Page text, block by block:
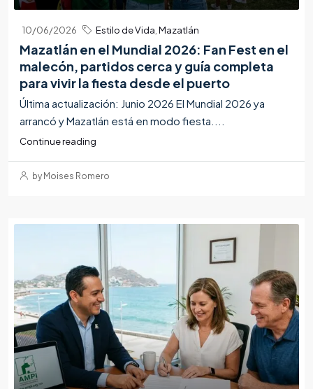
10/06/2026 Estilo de Vida Mazatlán
Mazatlán en el Mundial 2026: Fan Fest en el
malecón, partidos cerca y guía completa
para vivir la fiesta desde el puerto
Última actualización: Junio 2026 El Mundial 2026 ya
arrancó y Mazatlán está en modo fiesta....
Continue reading
by Moises Romero